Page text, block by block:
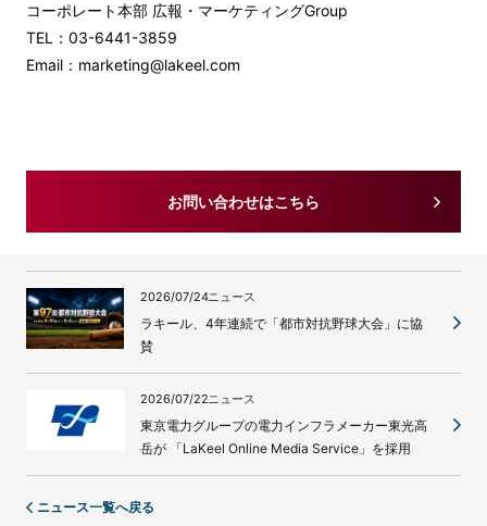
コーポレート本部 広報・マーケティングGroup
TEL：03-6441-3859
Email：marketing@lakeel.com
お問い合わせはこちら
2026/07/24ニュース
ラキール、4年連続で「都市対抗野球大会」に協
賛
2026/07/22ニュース
東京電力グループの電力インフラメーカー東光高
岳が 「LaKeel Online Media Service」を採用
ニュース一覧へ戻る